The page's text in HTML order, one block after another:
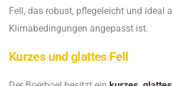
Fell, das robust, pflegeleicht und ideal
Klimabedingungen angepasst ist.
Kurzes und glattes Fell